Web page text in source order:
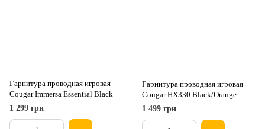
Гарнитура проводная игровая
Cougar Immersa Essential Black
1 299 грн
Гарнитура проводная игровая
Cougar HX330 Black/Orange
1 499 грн